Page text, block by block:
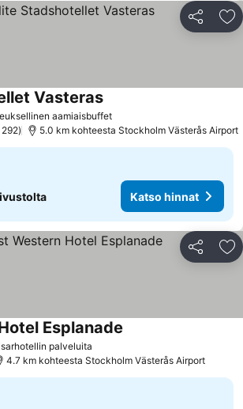
Jaa
aamiaisbuffetKatso hinnat
VasterasKatso hinnat
292 5.0 km kohteesta Stockholm Västerås Airport
Katso hinnat
Jaa
palveluita
Esplanade
4.7 km kohteesta Stockholm Västerås Airport